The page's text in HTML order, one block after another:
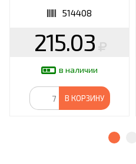
514408
215.03
в наличии
В КОРЗИНУ